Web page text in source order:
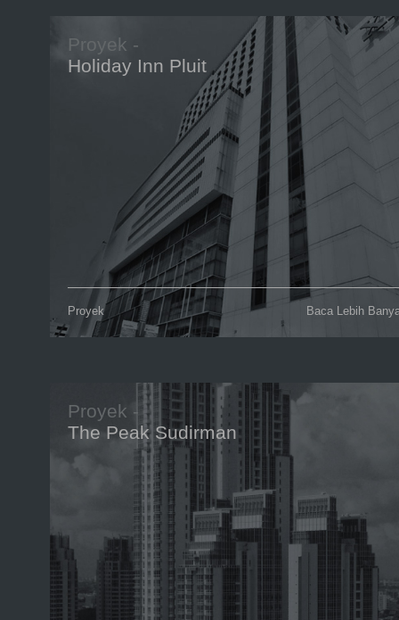
Proyek -
Holiday Inn Pluit
Proyek Baca Lebih
Proyek -
The Peak Sudirman